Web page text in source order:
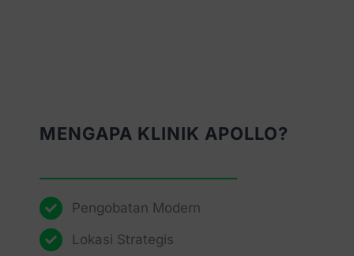
MENGAPA KLINIK APOLLO?
Pengobatan Modern
Lokasi Strategis